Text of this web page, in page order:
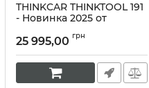
THINKCAR THINKTOOL 191
- Новинка 2025 от
обновления и два года
Артикул:10294
25 995,00 грн